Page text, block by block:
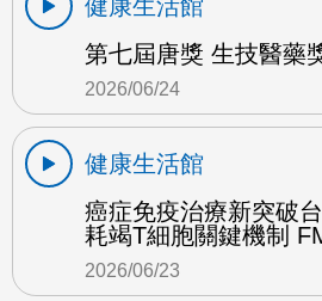
健康生活館
第七屆唐獎 生技醫藥
2026/06/24
健康生活館
癌症免疫治療新突破
耗竭T細胞關鍵機制
2026/06/23